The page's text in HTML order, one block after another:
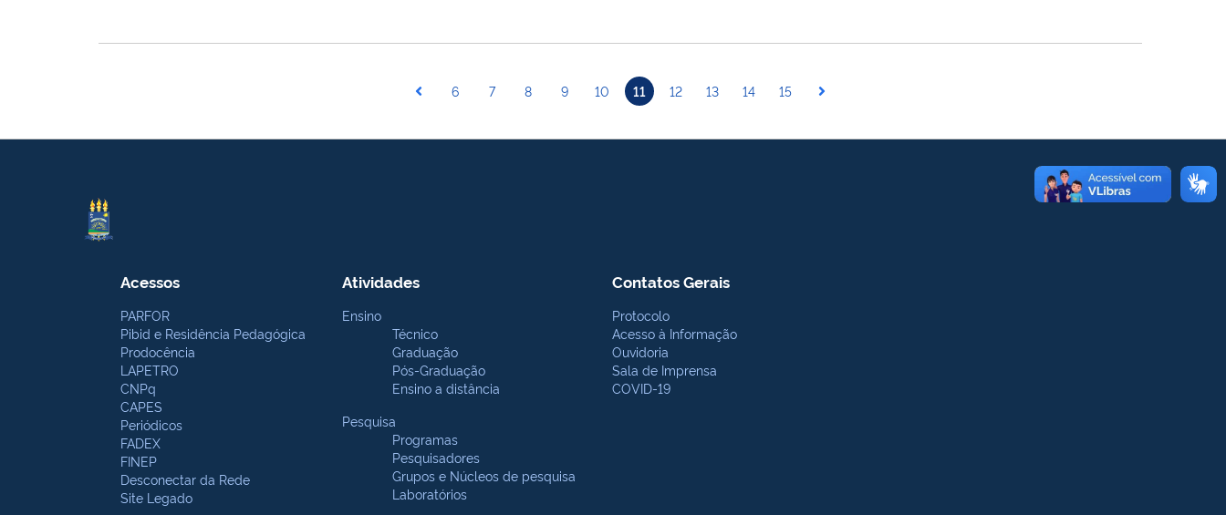
6 7 8 9 10 11 12 13 14 15
Acessos
PARFOR
Pibid e Residência Pedagógica
Prodocência
LAPETRO
CNPq
CAPES
Periódicos
FADEX
FINEP
Desconectar da Rede
Site Legado
Atividades
Ensino
Técnico
Graduação
Pós-Graduação
Ensino a distância
Pesquisa
Programas
Pesquisadores
Grupos e Núcleos de pesquisa
Laboratórios
Contatos Gerais
Protocolo
Acesso à Informação
Ouvidoria
Sala de Imprensa
COVID-19